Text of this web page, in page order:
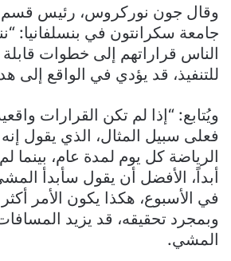
وقال جون نوركروس، رئيس
جامعة سكرانتون في بنسلفانيا:
الناس قراراتهم إلى خطوات قابلة
للتنفيذ، قد يؤدي في الواقع إلى
ويُتابع: “إذا لم تكن القرارات
فعلى سبيل المثال، الذي يقول
الرياضة كل يوم لمدة عام، بينما
أبداً، الأفضل أن يقول سأبدأ
في الأسبوع، هكذا يكون الأمر أكثر
وبمجرد تحقيقه، قد يزيد
المشي.